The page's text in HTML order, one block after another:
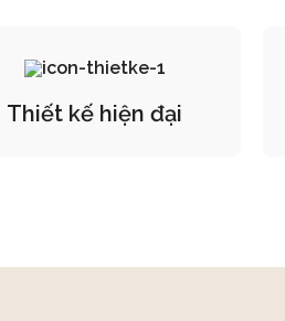
Thiết kế hiện đại